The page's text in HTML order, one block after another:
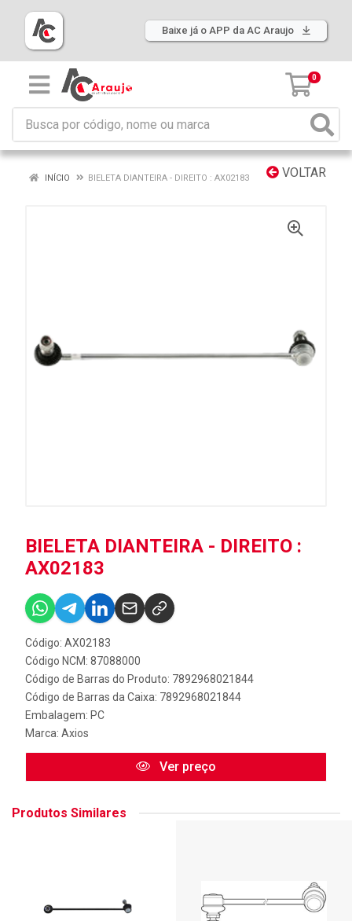
Baixe já o APP da AC Araujo
0
VOLTAR
INÍCIO BIELETA DIANTEIRA - DIREITO : AX02183
BIELETA DIANTEIRA - DIREITO :
AX02183
Código: AX02183
Código NCM: 87088000
Código de Barras do Produto: 7892968021844
Código de Barras da Caixa: 7892968021844
Embalagem: PC
Marca: Axios
Ver preço
Produtos Similares